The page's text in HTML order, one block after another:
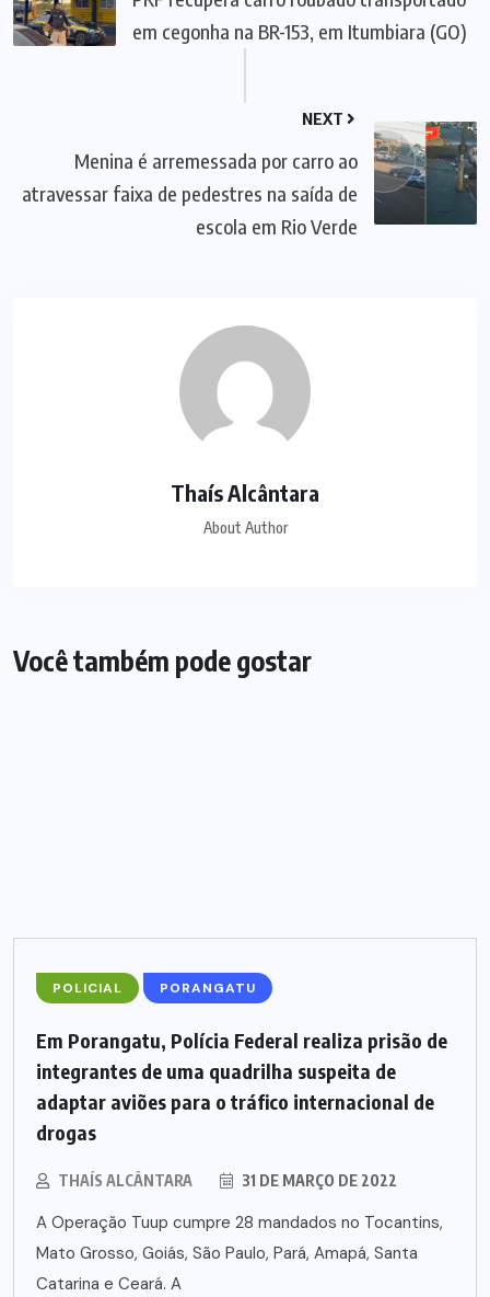
em cegonha na BR-153, em Itumbiara (GO)
NEXT
Menina é arremessada por carro ao
atravessar faixa de pedestres na saída de
escola em Rio Verde
Thaís Alcântara
About Author
Você também pode gostar
POLICIAL PORANGATU
Em Porangatu, Polícia Federal realiza prisão de
integrantes de uma quadrilha suspeita de
adaptar aviões para o tráfico internacional de
drogas
THAÍS ALCÂNTARA 31 DE MARÇO DE 2022
A Operação Tuup cumpre 28 mandados no Tocantins,
Mato Grosso, Goiás, São Paulo, Pará, Amapá, Santa
Catarina e Ceará. A